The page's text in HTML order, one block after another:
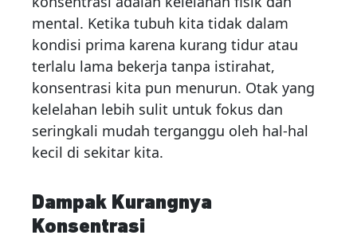
mental. Ketika tubuh kita tidak dalam
kondisi prima karena kurang tidur atau
terlalu lama bekerja tanpa istirahat,
konsentrasi kita pun menurun. Otak yang
kelelahan lebih sulit untuk fokus dan
seringkali mudah terganggu oleh hal-hal
kecil di sekitar kita.
Dampak Kurangnya
Konsentrasi